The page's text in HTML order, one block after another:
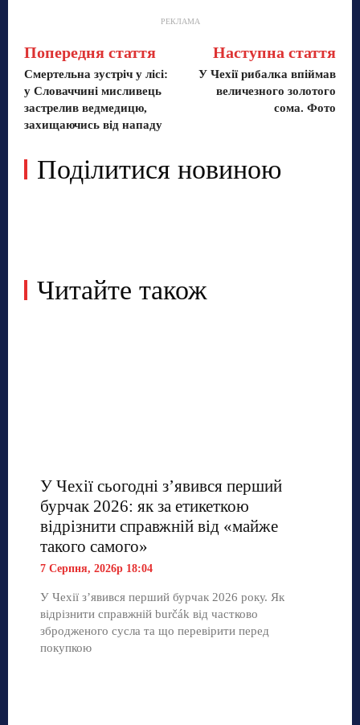
РЕКЛАМА
Попередня стаття
Смертельна зустріч у лісі:
у Словаччині мисливець
застрелив ведмедицю,
захищаючись від нападу
Наступна стаття
У Чехії рибалка впіймав
величезного золотого
сома. Фото
Поділитися новиною
Читайте також
У Чехії сьогодні з’явився перший
бурчак 2026: як за етикеткою
відрізнити справжній від «майже
такого самого»
7 Серпня, 2026р 18:04
У Чехії з’явився перший бурчак 2026 року. Як
відрізнити справжній burčák від частково
збродженого сусла та що перевірити перед
покупкою